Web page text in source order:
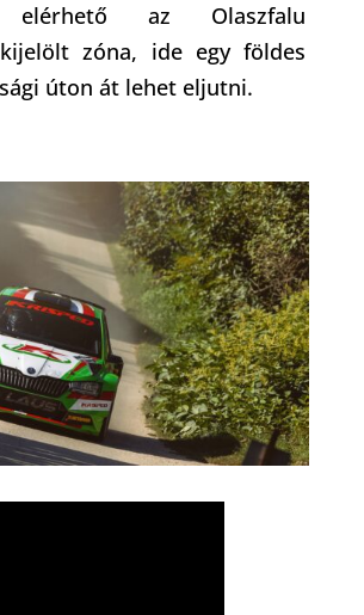
elérhető az Olaszfalu
zóna, ide egy földes
úton át lehet eljutni.